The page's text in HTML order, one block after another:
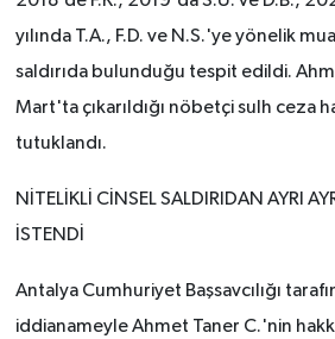
yılında T.A., F.D. ve N.S.'ye yönelik
saldırıda bulunduğu tespit edildi.
Mart'ta çıkarıldığı nöbetçi sulh ceza
tutuklandı.
NİTELİKLİ CİNSEL SALDIRIDAN AYRI
İSTENDİ
Antalya Cumhuriyet Başsavcılığı
iddianameyle Ahmet Taner C.'nin